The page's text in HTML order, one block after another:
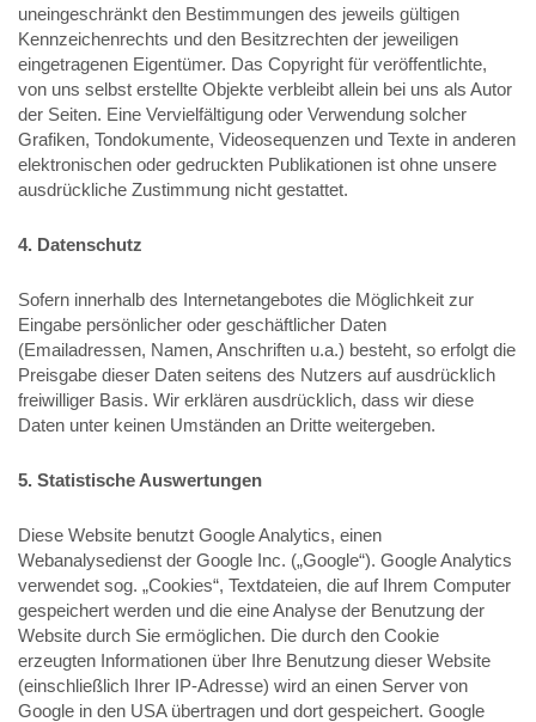
uneingeschränkt den Bestimmungen des jeweils gültigen
Kennzeichenrechts und den Besitzrechten der jeweiligen
eingetragenen Eigentümer. Das Copyright für veröffentlichte,
von uns selbst erstellte Objekte verbleibt allein bei uns als Autor
der Seiten. Eine Vervielfältigung oder Verwendung solcher
Grafiken, Tondokumente, Videosequenzen und Texte in anderen
elektronischen oder gedruckten Publikationen ist ohne unsere
ausdrückliche Zustimmung nicht gestattet.
4. Datenschutz
Sofern innerhalb des Internetangebotes die Möglichkeit zur
Eingabe persönlicher oder geschäftlicher Daten
(Emailadressen, Namen, Anschriften u.a.) besteht, so erfolgt die
Preisgabe dieser Daten seitens des Nutzers auf ausdrücklich
freiwilliger Basis. Wir erklären ausdrücklich, dass wir diese
Daten unter keinen Umständen an Dritte weitergeben.
5. Statistische Auswertungen
Diese Website benutzt Google Analytics, einen
Webanalysedienst der Google Inc. („Google“). Google Analytics
verwendet sog. „Cookies“, Textdateien, die auf Ihrem Computer
gespeichert werden und die eine Analyse der Benutzung der
Website durch Sie ermöglichen. Die durch den Cookie
erzeugten Informationen über Ihre Benutzung dieser Website
(einschließlich Ihrer IP-Adresse) wird an einen Server von
Google in den USA übertragen und dort gespeichert. Google